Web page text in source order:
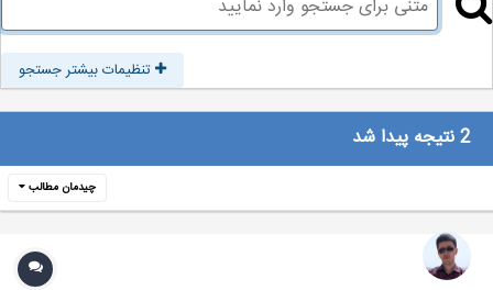
تنظیمات بیشتر جستجو
چیدمان مطالب